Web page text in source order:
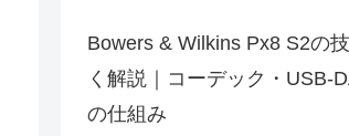
Bowers & Wilkins Px8 S2の
く解説｜コーデック・USB-
の仕組み